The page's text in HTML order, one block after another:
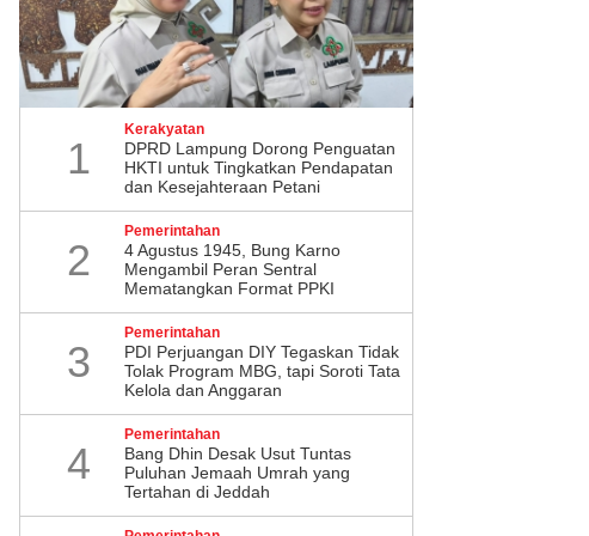
1
Kerakyatan
DPRD Lampung Dorong Penguatan
HKTI untuk Tingkatkan Pendapatan
dan Kesejahteraan Petani
2
Pemerintahan
4 Agustus 1945, Bung Karno
Mengambil Peran Sentral
Mematangkan Format PPKI
3
Pemerintahan
PDI Perjuangan DIY Tegaskan Tidak
Tolak Program MBG, tapi Soroti Tata
Kelola dan Anggaran
4
Pemerintahan
Bang Dhin Desak Usut Tuntas
Puluhan Jemaah Umrah yang
Tertahan di Jeddah